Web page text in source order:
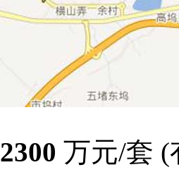
2300 万元/套 (